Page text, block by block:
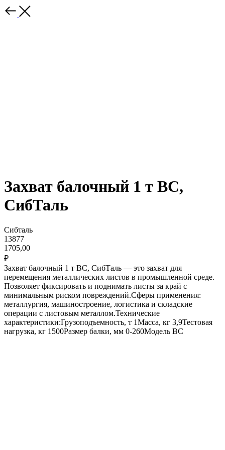
Захват балочный 1 т BC,
СибТаль
Сибталь
13877
1705,00
₽
Захват балочный 1 т BC, СибТаль — это захват для
перемещения металлических листов в промышленной среде.
Позволяет фиксировать и поднимать листы за край с
минимальным риском повреждений.Сферы применения:
металлургия, машиностроение, логистика и складские
операции с листовым металлом.Технические
характеристики:Грузоподъемность, т 1Масса, кг 3,9Тестовая
нагрузка, кг 1500Размер балки, мм 0-260Модель BC